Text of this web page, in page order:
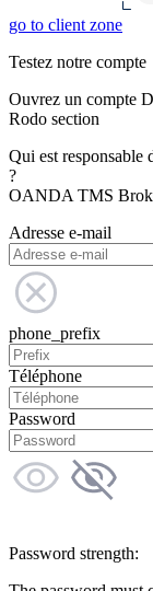
go to client zone
Testez notre compte
Ouvrez un compte
Rodo section
Qui est responsable
?
OANDA TMS
Adresse e-mail
phone_prefix
Téléphone
Password
Password strength: